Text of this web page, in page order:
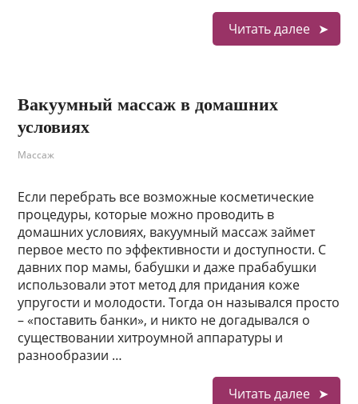
Читать далее
Вакуумный массаж в домашних
условиях
Массаж
Если перебрать все возможные косметические
процедуры, которые можно проводить в
домашних условиях, вакуумный массаж займет
первое место по эффективности и доступности. С
давних пор мамы, бабушки и даже прабабушки
использовали этот метод для придания коже
упругости и молодости. Тогда он назывался просто
– «поставить банки», и никто не догадывался о
существовании хитроумной аппаратуры и
разнообразии …
Читать далее